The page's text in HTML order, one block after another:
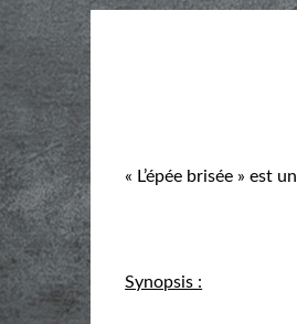
« L’épée brisée » est
Synopsis :